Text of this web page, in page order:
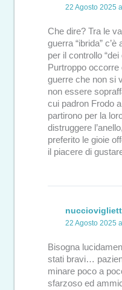
22 Agosto 2025
Che dire? Tra le
guerra “ibrida”
per il controllo
Purtroppo
guerre che non si
non essere
cui padron Frodo
partirono per la
distruggere
preferito le gioie
il piacere di
22 Agosto 2025
Bisogna
stati bravi…
minare poco a
sfarzoso ed